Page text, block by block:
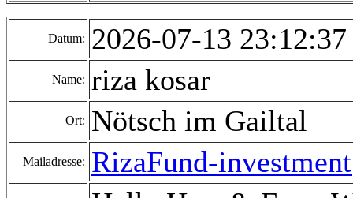
Datum: 2026-07-13
Name: riza kosar
Ort: Nötsch im Gailtal
Mailadresse: RizaFund-